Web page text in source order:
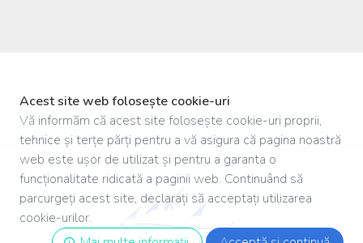
Acest site web folosește cookie-uri
Vă informăm că acest site folosește cookie-uri proprii,
tehnice și terțe părți pentru a vă asigura că pagina noastră
web este ușor de utilizat și pentru a garanta o
funcționalitate ridicată a paginii web. Continuând să
parcurgeți acest site, declarați să acceptați utilizarea
cookie-urilor.